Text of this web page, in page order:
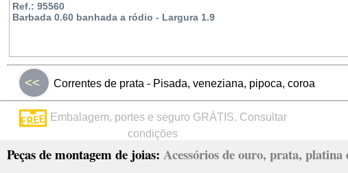
Ref.: 95560
Barbada 0.60 banhada a ródio - Largura 1.9
<< Correntes de prata - Pisada, veneziana, pipoca, coroa
Embalagem, portes e seguro GRÁTIS. Consultar
condições
Peças de montagem de joias: Acessórios de ouro, prata, platina